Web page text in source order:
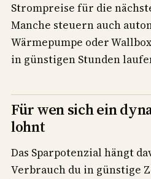
Strompreise für die
Manche steuern auch
Wärmepumpe oder
in günstigen Stunden
Für wen sich ein
lohnt
Das Sparpotenzial hängt
Verbrauch du in günstige